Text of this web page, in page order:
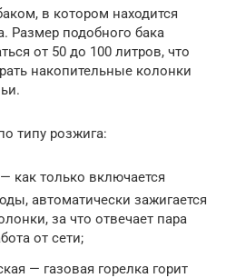
в котором находится
Размер подобного бака
от 50 до 100 литров, что
накопительные колонки
типу розжига:
как только включается
автоматически зажигается
за что отвечает пара
от сети;
— газовая горелка горит